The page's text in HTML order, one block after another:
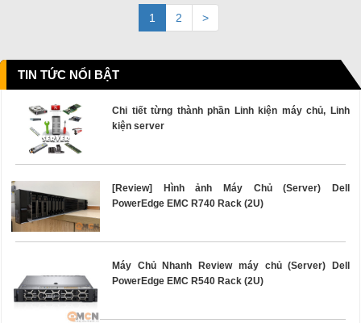
1 2 >
TIN TỨC NỔI BẬT
Chi tiết từng thành phần Linh kiện máy chủ, Linh
kiện server
[Review] Hình ảnh Máy Chủ (Server) Dell
PowerEdge EMC R740 Rack (2U)
Máy Chủ Nhanh Review máy chủ (Server) Dell
PowerEdge EMC R540 Rack (2U)